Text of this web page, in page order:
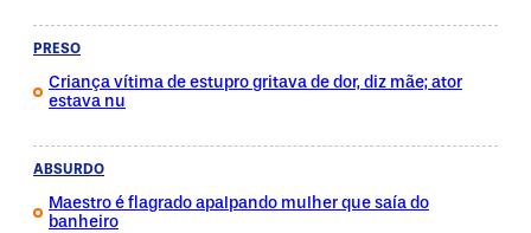
PRESO
Criança vítima de estupro gritava de dor, diz mãe; ator
estava nu
ABSURDO
Maestro é flagrado apalpando mulher que saía do
banheiro